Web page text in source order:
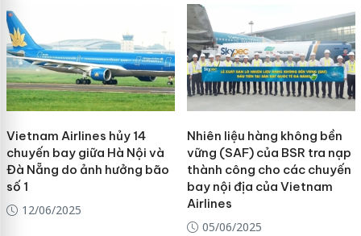
Vietnam Airlines hủy 14
chuyến bay giữa Hà Nội và
Đà Nẵng do ảnh hưởng bão
số 1
12/06/2025
Nhiên liệu hàng không bền
vững (SAF) của BSR tra nạp
thành công cho các chuyến
bay nội địa của Vietnam
Airlines
05/06/2025